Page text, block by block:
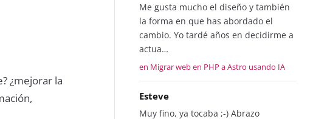
¿mejorar la
Me gusta mucho el diseño y también
la forma en que has abordado el
cambio. Yo tardé años en decidirme a
actua…
en Migrar web en PHP a Astro usando IA
Esteve
Muy fino, ya tocaba ;-) Abrazo